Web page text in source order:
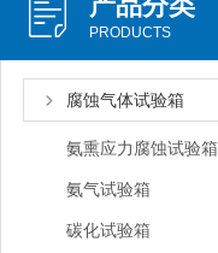
PRODUCTS
腐蚀气体试验箱
氨熏应力腐蚀试验箱
氨气试验箱
碳化试验箱